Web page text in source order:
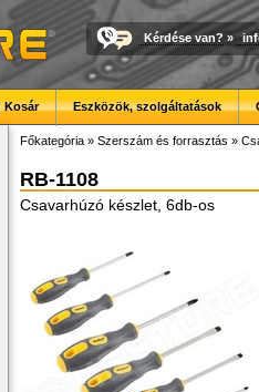
Kérdése van? »
Kosár Eszközök, szolgáltatások
Főkategória » Szerszám és forrasztás »
RB-1108
Csavarhúzó készlet, 6db-os